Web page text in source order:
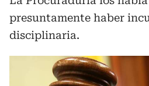
presuntamente haber
disciplinaria.